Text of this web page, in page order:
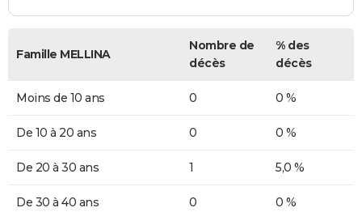
Famille MELLINA
Nombre de
décès
% des
décès
Moins de 10 ans 0 0 %
De 10 à 20 ans 0 0 %
De 20 à 30 ans 1 5,0 %
De 30 à 40 ans 0 0 %